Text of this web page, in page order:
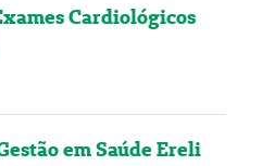
Cardiológicos
em Saúde Ereli